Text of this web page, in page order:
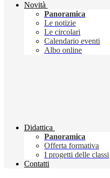
Novità
Panoramica
Le notizie
Le circolari
Calendario eventi
Albo online
Didattica
Panoramica
Offerta formativa
I progetti delle classi
Contatti